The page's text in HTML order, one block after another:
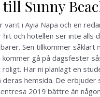
Sunny
i Ayia Napa och en
och hotellen ser inte alls
Sen tillkommer
gå på dagsfester
Har ni planlagt en
deras hemsida. De erbjuder
2019 bättre än